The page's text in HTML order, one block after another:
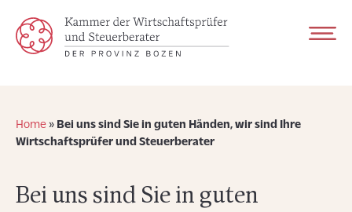
Home » Bei uns sind Sie in guten Händen, wir sind Ihre
Wirtschaftsprüfer und Steuerberater
Bei uns sind Sie in guten